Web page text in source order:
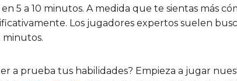
5 a 10 minutos. A medida que te sientas más
Los jugadores expertos suelen
minutos.
a prueba tus habilidades? Empieza a jugar